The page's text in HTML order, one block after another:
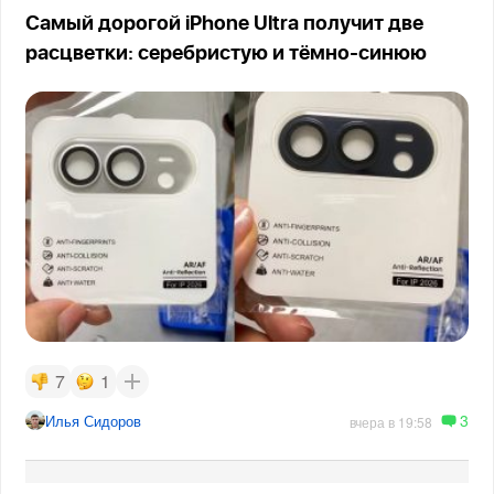
Самый дорогой iPhone Ultra получит две
расцветки: серебристую и тёмно-синюю
7 1
Илья Сидоров вчера в 19:58 3